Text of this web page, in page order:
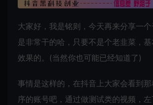
大家好，我是铭则，今天再来分享一
是非常干的哈，只要不是个老韭菜，
效果的。(当然你也可能已经知道了)
事情是这样的，在抖音上大家会看到
序的账号吧，通过做测试类的视频，